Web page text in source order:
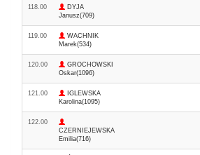
118.00
DYJA
Janusz(709)
119.00
WACHNIK
Marek(534)
120.00
GROCHOWSKI
Oskar(1096)
121.00
IGLEWSKA
Karolina(1095)
122.00
CZERNIEJEWSKA
Emilia(716)